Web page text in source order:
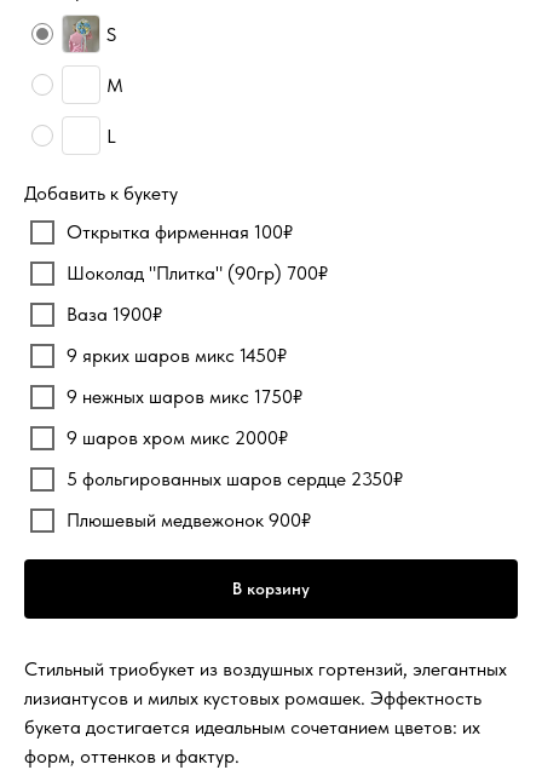
S
М
L
Добавить к букету
Открытка фирменная 100₽
Шоколад "Плитка" (90гр) 700₽
Ваза 1900₽
9 ярких шаров микс 1450₽
9 нежных шаров микс 1750₽
9 шаров хром микс 2000₽
5 фольгированных шаров сердце 2350₽
Плюшевый медвежонок 900₽
В корзину
Стильный триобукет из воздушных гортензий, элегантных
лизиантусов и милых кустовых ромашек. Эффектность
букета достигается идеальным сочетанием цветов: их
форм, оттенков и фактур.